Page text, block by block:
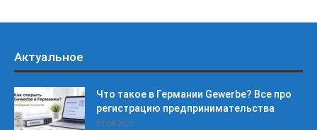
Актуальное
Что такое в Германии Gewerbe? Все про
регистрацию предпринимательства
07.08.2026